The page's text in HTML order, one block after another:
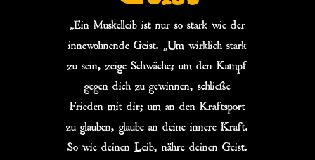
„Ein Muskelleib ist nur so stark wie der
innewohnende Geist. „Um wirklich stark
zu sein, zeige Schwäche; um den Kampf
gegen dich zu gewinnen, schließe
Frieden mit dir; um an den Kraftsport
zu glauben, glaube an deine innere Kraft.
So wie deinen Leib, nähre deinen Geist.